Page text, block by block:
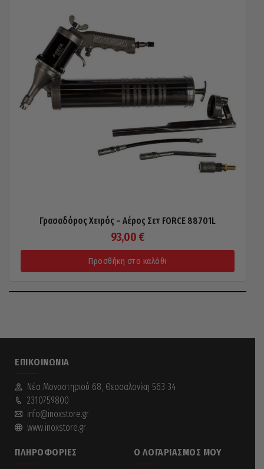
Γρασαδόρος Χειρός – Αέρος Σετ FORCE 88701L
93,00 €
Προσθήκη στο καλάθι
ΕΠΙΚΟΙΝΩΝΊΑ
Νέα Mοναστηριού 68, Θεσσαλονίκη 563 34
2310759800
info@inoxstore.gr
www.inoxstore.gr
ΠΛΗΡΟΦΟΡΊΕΣ Ο ΛΟΓΑΡΙΑΣΜΌΣ ΜΟΥ